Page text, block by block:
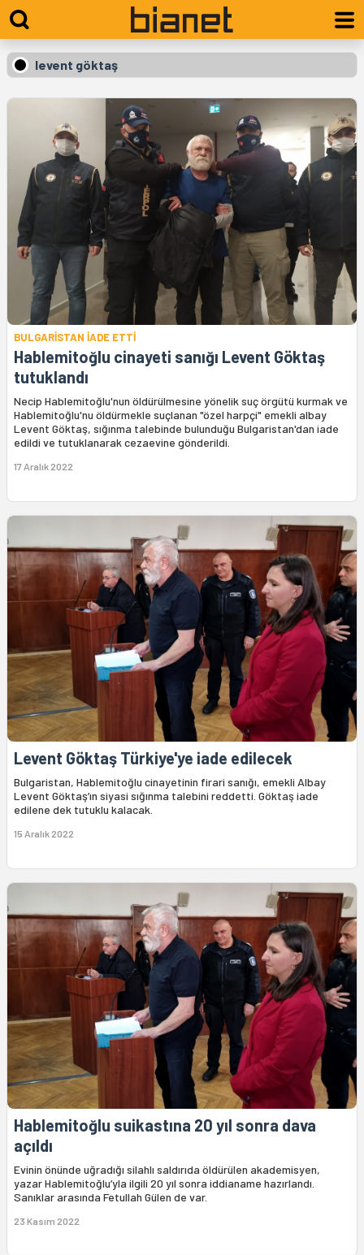
levent göktaş
BULGARİSTAN İADE ETTİ
Hablemitoğlu cinayeti sanığı Levent Göktaş
tutuklandı
Necip Hablemitoğlu'nun öldürülmesine yönelik suç örgütü kurmak ve
Hablemitoğlu'nu öldürmekle suçlanan "özel harpçi" emekli albay
Levent Göktaş, sığınma talebinde bulunduğu Bulgaristan'dan iade
edildi ve tutuklanarak cezaevine gönderildi.
17 Aralık 2022
Levent Göktaş Türkiye'ye iade edilecek
Bulgaristan, Hablemitoğlu cinayetinin firari sanığı, emekli Albay
Levent Göktaş’ın siyasi sığınma talebini reddetti. Göktaş iade
edilene dek tutuklu kalacak.
15 Aralık 2022
Hablemitoğlu suikastına 20 yıl sonra dava
açıldı
Evinin önünde uğradığı silahlı saldırıda öldürülen akademisyen,
yazar Hablemitoğlu’yla ilgili 20 yıl sonra iddianame hazırlandı.
Sanıklar arasında Fetullah Gülen de var.
23 Kasım 2022